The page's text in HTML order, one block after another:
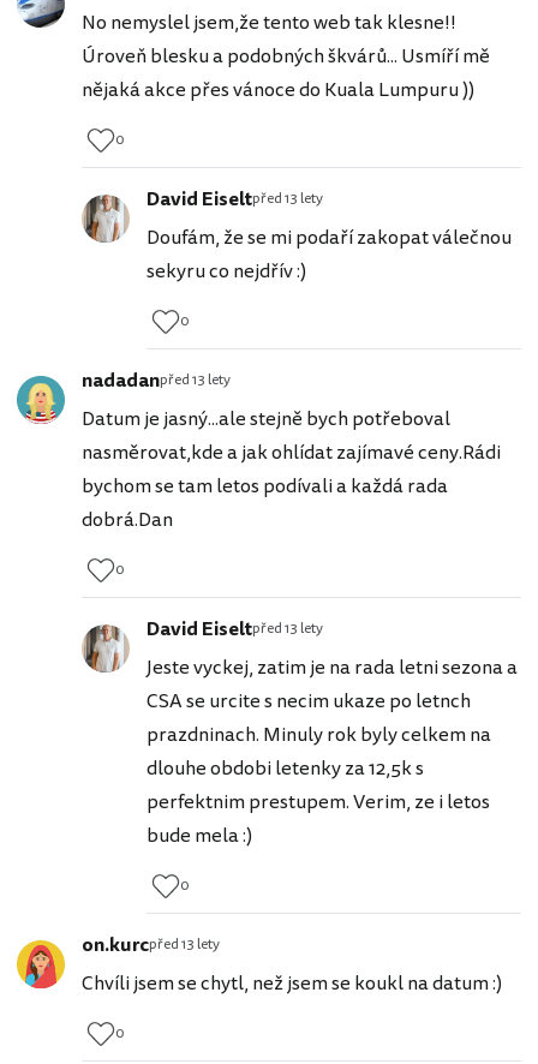
No nemyslel jsem,že tento web tak klesne!!
Úroveň blesku a podobných škvárů... Usmíří mě
nějaká akce přes vánoce do Kuala Lumpuru ))
0
David Eiseltpřed 13 lety
Doufám, že se mi podaří zakopat válečnou
sekyru co nejdřív :)
0
nadadanpřed 13 lety
Datum je jasný...ale stejně bych potřeboval
nasměrovat,kde a jak ohlídat zajímavé ceny.Rádi
bychom se tam letos podívali a každá rada
dobrá.Dan
0
David Eiseltpřed 13 lety
Jeste vyckej, zatim je na rada letni sezona a
CSA se urcite s necim ukaze po letnch
prazdninach. Minuly rok byly celkem na
dlouhe obdobi letenky za 12,5k s
perfektnim prestupem. Verim, ze i letos
bude mela :)
0
on.kurcpřed 13 lety
Chvíli jsem se chytl, než jsem se koukl na datum :)
0